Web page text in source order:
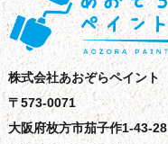
株式会社あおぞらペイント
〒573-0071
大阪府枚方市茄子作1-43-28